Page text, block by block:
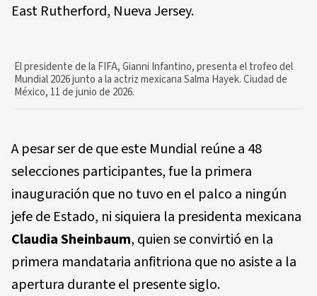
East Rutherford, Nueva Jersey.
El presidente de la FIFA, Gianni Infantino, presenta el trofeo del
Mundial 2026 junto a la actriz mexicana Salma Hayek. Ciudad de
México, 11 de junio de 2026.
A pesar ser de que este Mundial reúne a 48
selecciones participantes, fue la primera
inauguración que no tuvo en el palco a ningún
jefe de Estado, ni siquiera la presidenta mexicana
Claudia Sheinbaum, quien se convirtió en la
primera mandataria anfitriona que no asiste a la
apertura durante el presente siglo.